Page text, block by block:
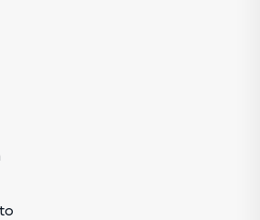
e agende uma visita.